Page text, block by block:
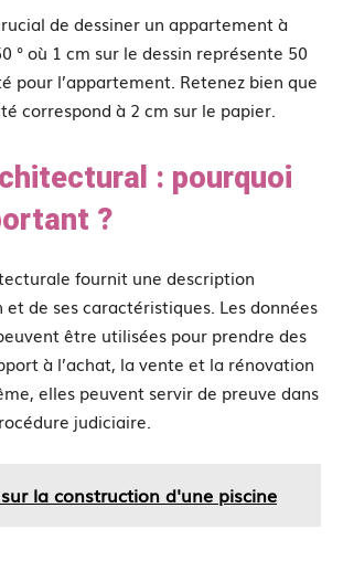
de dessiner un appartement à
° où 1 cm sur le dessin représente 50
pour l’appartement. Retenez bien que
correspond à 2 cm sur le papier.
: pourquoi
?
fournit une description
de ses caractéristiques. Les données
être utilisées pour prendre des
à l’achat, la vente et la rénovation
elles peuvent servir de preuve dans
judiciaire.
la construction d'une piscine